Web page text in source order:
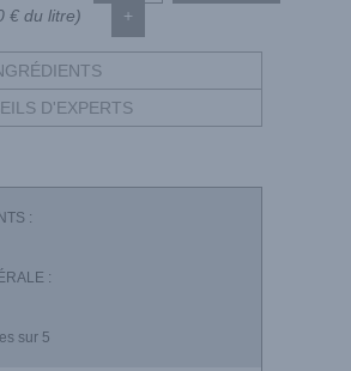
€ du litre)
+
D'EXPERTS
:
:
sur 5